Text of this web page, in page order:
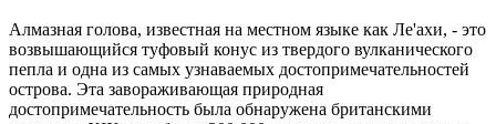
Алмазная голова, известная на местном языке как Ле'ахи, - это
возвышающийся туфовый конус из твердого вулканического
пепла и одна из самых узнаваемых достопримечательностей
острова. Эта завораживающая природная
достопримечательность была обнаружена британскими